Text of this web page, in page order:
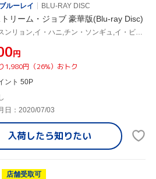
ルーレイ
BLU-RAY DISC
リーム・ジョブ 豪華版(Blu-ray Disc)
リュ・スンリョン,イ・ハニ,チン・ソンギュ,イ・ビョンホン(監督)
円
1,980円（26%）おトク
ント 50P
日：2020/07/03
入荷したら知りたい
店舗受取可